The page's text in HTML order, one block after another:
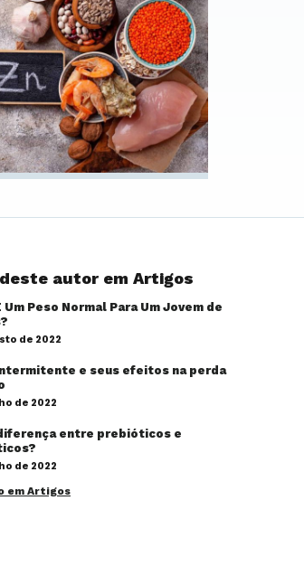
autor em Artigos
Um Peso Normal Para Um Jovem de
de 2022
e seus efeitos na perda
de 2022
entre prebióticos e
de 2022
em Artigos